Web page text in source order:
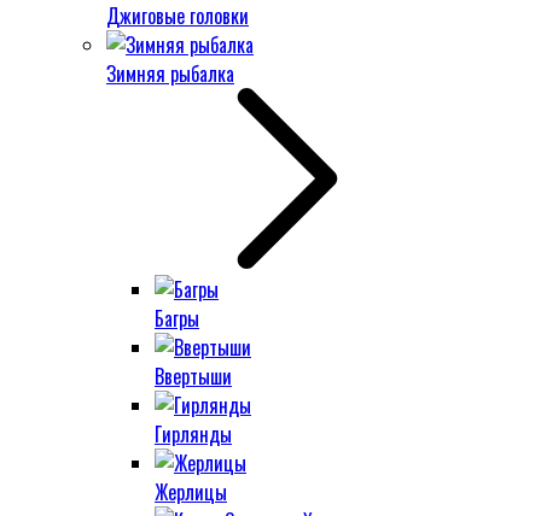
Джиговые головки
Зимняя рыбалка
Багры
Ввертыши
Гирлянды
Жерлицы